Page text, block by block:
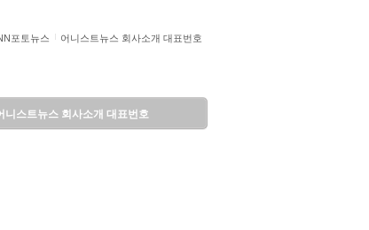
포토뉴스 어니스트뉴스 회사소개 대표번호
니스트뉴스 회사소개 대표번호